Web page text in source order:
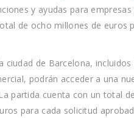
y ayudas para
de ocho millones de
ciudad de Barcelona,
podrán acceder a una
partida cuenta con un total
para cada solicitud